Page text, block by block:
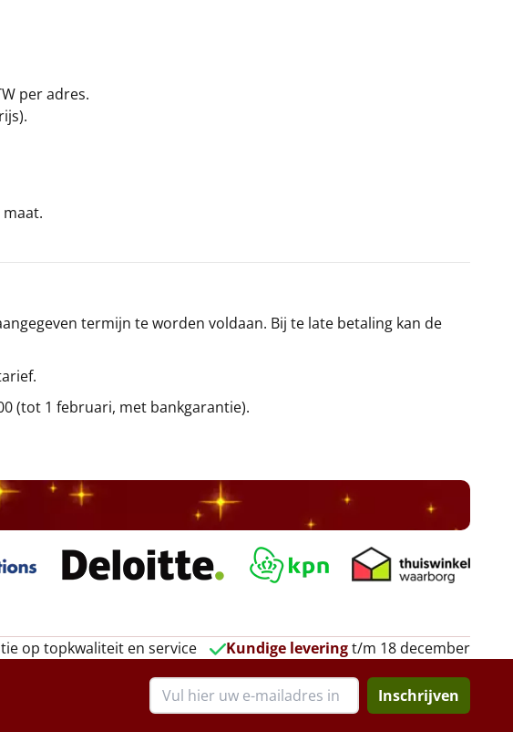
per adres.
termijn te worden voldaan. Bij te late betaling kan de
(tot 1 februari, met bankgarantie).
op topkwaliteit en service Kundige leveringt/m 18 december
Inschrijven